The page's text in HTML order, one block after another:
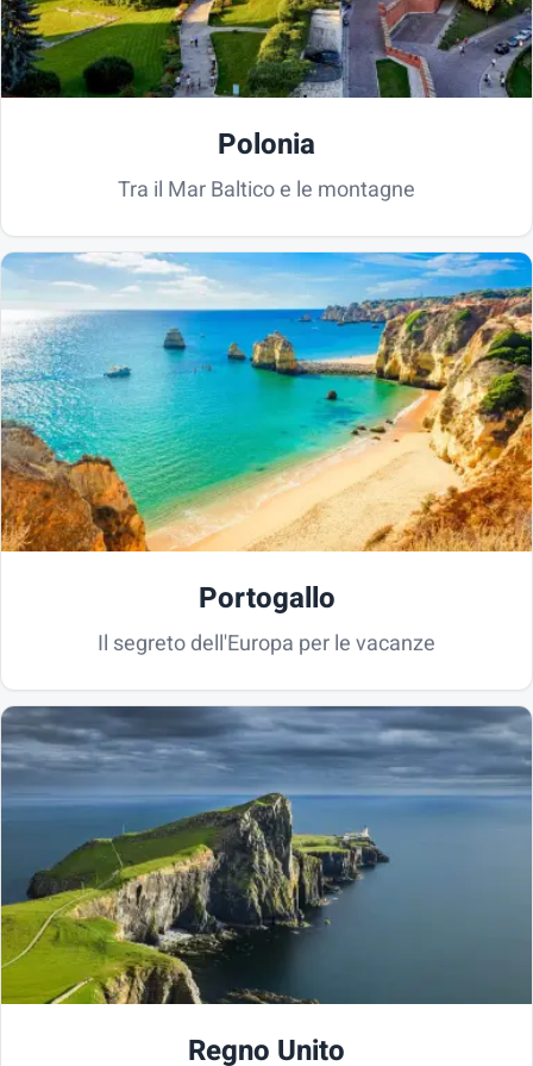
Polonia
Tra il Mar Baltico e le montagne
Portogallo
Il segreto dell'Europa per le vacanze
Regno Unito